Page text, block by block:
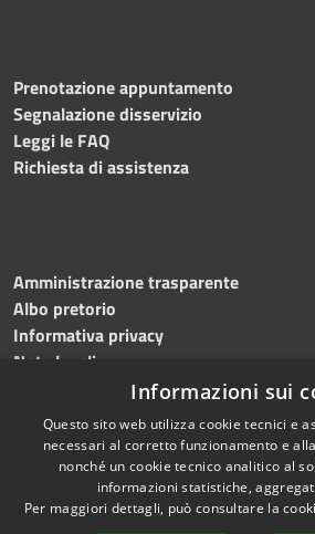
Prenotazione appuntamento
Segnalazione disservizio
Leggi le FAQ
Richiesta di assistenza
Amministrazione trasparente
Albo pretorio
Informativa privacy
Note legali
Dichiarazione di accessibilità
Accessibilità
Informazioni sui
Questo sito web utilizza cookie tecnici e
necessari al corretto funzionamento e
nonché un cookie tecnico analitico al
informazioni statistiche,
Per maggiori dettagli, può consultare la